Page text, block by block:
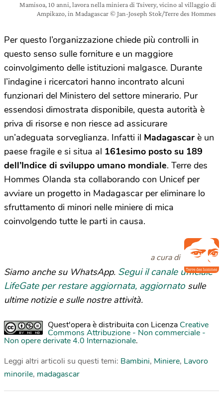
Mamisoa, 10 anni, lavora nella miniera di Tsivery, vicino al villaggio di
Ampikazo, in Madagascar © Jan-Joseph Stok/Terre des Hommes
Per questo l’organizzazione chiede più controlli in
questo senso sulle forniture e un maggiore
coinvolgimento delle istituzioni malgasce. Durante
l’indagine i ricercatori hanno incontrato alcuni
funzionari del Ministero del settore minerario. Pur
essendosi dimostrata disponibile, questa autorità è
priva di risorse e non riesce ad assicurare
un’adeguata sorveglianza. Infatti il Madagascar è un
paese fragile e si situa al 161esimo posto su 189
dell’Indice di sviluppo umano mondiale. Terre des
Hommes Olanda sta collaborando con Unicef per
avviare un progetto in Madagascar per eliminare lo
sfruttamento di minori nelle miniere di mica
coinvolgendo tutte le parti in causa.
a cura di
Siamo anche su WhatsApp. Segui il canale ufficiale
LifeGate per restare aggiornata, aggiornato sulle
ultime notizie e sulle nostre attività.
Quest'opera è distribuita con Licenza Creative
Commons Attribuzione - Non commerciale -
Non opere derivate 4.0 Internazionale.
Leggi altri articoli su questi temi: Bambini, Miniere, Lavoro
minorile, madagascar